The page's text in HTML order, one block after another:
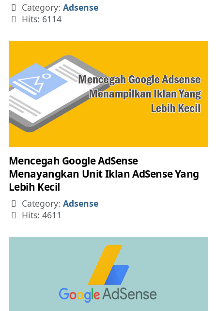
Details
Category: Adsense
Hits: 6114
Mencegah Google AdSense
Menayangkan Unit Iklan AdSense Yang
Lebih Kecil
Details
Category: Adsense
Hits: 4611